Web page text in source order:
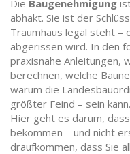
Die Baugenehmigung
abhakt. Sie ist der
Traumhaus legal steht –
abgerissen wird. In den
praxisnahe Anleitungen,
berechnen, welche
warum die
größter Feind – sein
Hier geht es darum,
bekommen – und nicht
draufkommen, dass Sie